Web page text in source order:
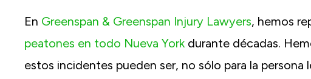
En Greenspan & Greenspan Injury Lawyers, hemos
peatones en todo Nueva York durante décadas.
estos incidentes pueden ser, no sólo para la